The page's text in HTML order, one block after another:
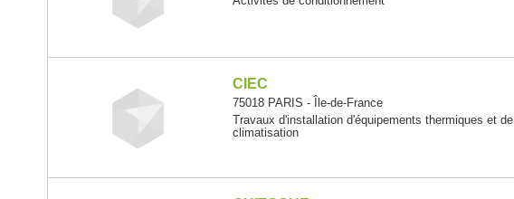
CIEC
75018 PARIS - Île-de-France
Travaux d'installation d'équipements thermiques et de
climatisation